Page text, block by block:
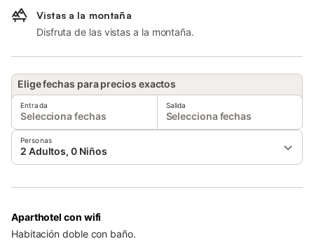
Vistas a la montaña
Disfruta de las vistas a la montaña.
Elige fechas para precios exactos
Entrada
Selecciona fechas
Salida
Selecciona fechas
Personas
2 Adultos, 0 Niños
Aparthotel con wifi
Habitación doble con baño.